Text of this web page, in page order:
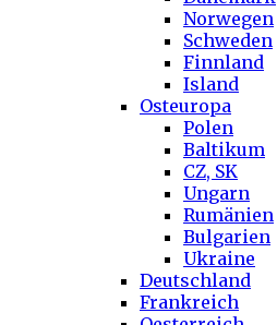
Norwegen
Schweden
Finnland
Island
Osteuropa
Polen
Baltikum
CZ, SK
Ungarn
Rumänien
Bulgarien
Ukraine
Deutschland
Frankreich